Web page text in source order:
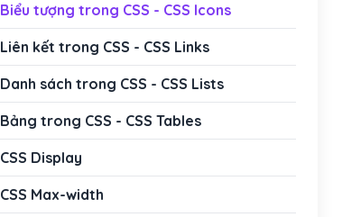
Biểu tượng trong CSS - CSS Icons
Liên kết trong CSS - CSS Links
Danh sách trong CSS - CSS Lists
Bảng trong CSS - CSS Tables
CSS Display
CSS Max-width